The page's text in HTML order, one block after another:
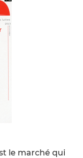
le marché qui